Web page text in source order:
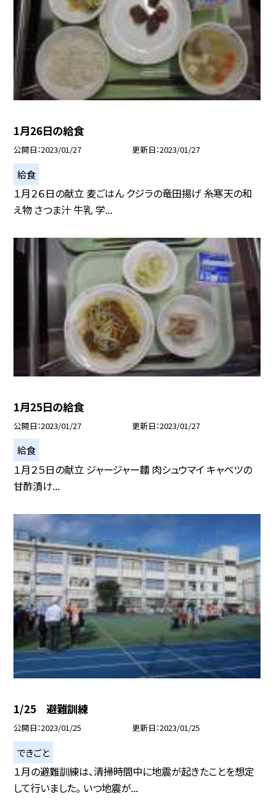
1月26日の給食
公開日 2023/01/27 更新日 2023/01/27
給食
１月２６日の献立 麦ごはん クジラの竜田揚げ 糸寒天の和
え物 さつま汁 牛乳 学...
1月25日の給食
公開日 2023/01/27 更新日 2023/01/27
給食
１月２５日の献立 ジャージャー麵 肉シュウマイ キャベツの
甘酢漬け...
1/25 避難訓練
公開日 2023/01/25 更新日 2023/01/25
できごと
１月の避難訓練は、清掃時間中に地震が起きたことを想定
して行いました。 いつ地震が...